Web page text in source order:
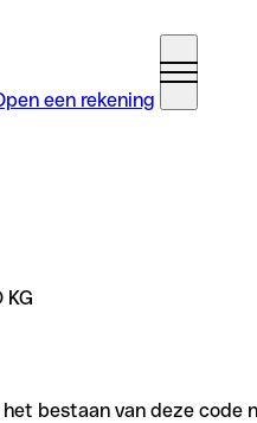
een rekening
KG
bestaan van deze